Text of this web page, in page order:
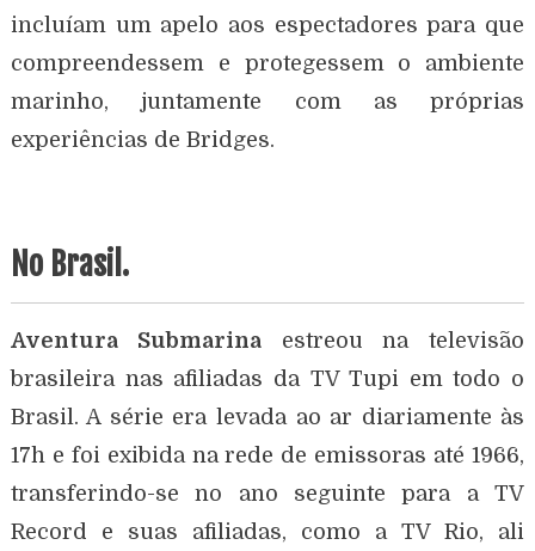
incluíam um apelo aos espectadores para que
compreendessem e protegessem o ambiente
marinho, juntamente com as próprias
experiências de Bridges.
No Brasil.
Aventura Submarinaestreou na televisão
brasileira nas afiliadas da TV Tupi em todo o
Brasil. A série era levada ao ar diariamente às
17h e foi exibida na rede de emissoras até 1966,
transferindo-se no ano seguinte para a TV
Record e suas afiliadas, como a TV Rio, ali